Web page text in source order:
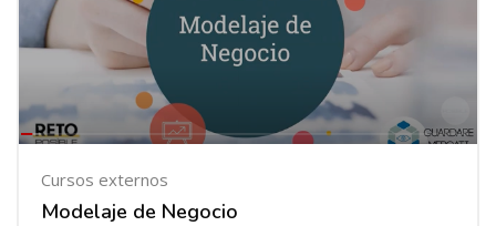
Cursos externos
Modelaje de Negocio